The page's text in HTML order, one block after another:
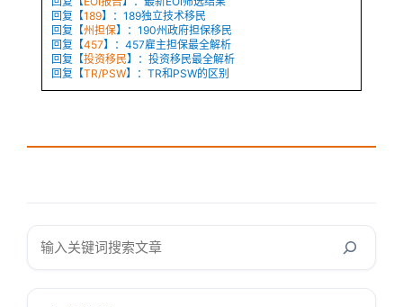
回复【189】：189独立技术移民
回复【州担保】：190州政府担保移民
回复【457】：457雇主担保最全解析
回复【投资移民】：投资移民最全解析
回复【TR/PSW】：TR和PSW的区别
搜